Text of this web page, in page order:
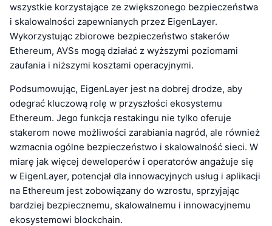
wszystkie korzystające ze zwiększonego bezpieczeństwa
i skalowalności zapewnianych przez EigenLayer.
Wykorzystując zbiorowe bezpieczeństwo stakerów
Ethereum, AVSs mogą działać z wyższymi poziomami
zaufania i niższymi kosztami operacyjnymi.
Podsumowując, EigenLayer jest na dobrej drodze, aby
odegrać kluczową rolę w przyszłości ekosystemu
Ethereum. Jego funkcja restakingu nie tylko oferuje
stakerom nowe możliwości zarabiania nagród, ale również
wzmacnia ogólne bezpieczeństwo i skalowalność sieci. W
miarę jak więcej deweloperów i operatorów angażuje się
w EigenLayer, potencjał dla innowacyjnych usług i aplikacji
na Ethereum jest zobowiązany do wzrostu, sprzyjając
bardziej bezpiecznemu, skalowalnemu i innowacyjnemu
ekosystemowi blockchain.